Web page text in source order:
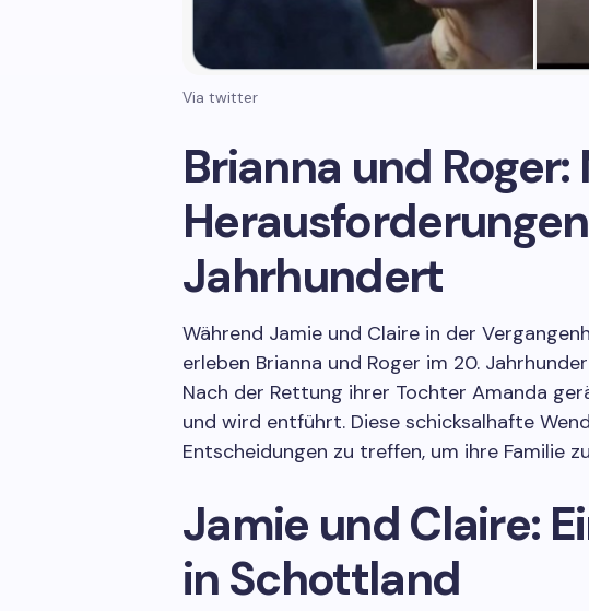
Via twitter
Brianna und Roger:
Jahrhundert
Während Jamie und Claire in der
erleben Brianna und Roger im 20.
Nach der Rettung ihrer Tochter Amanda
und wird entführt. Diese schicksalhafte
Entscheidungen zu treffen, um ihre Familie
Jamie und Claire:
in Schottland